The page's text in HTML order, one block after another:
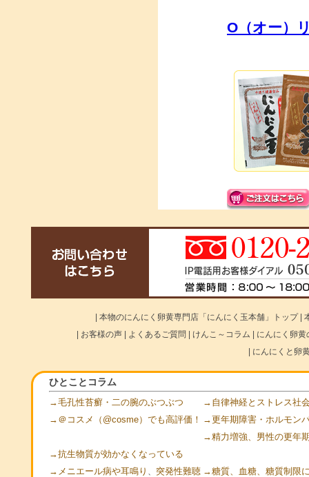
O（オー）
本物のにんにく卵黄専門店「にんにく玉本舗」トップ|
お客様の声 よくあるご質問 けんこ～コラム
にんにく卵
にんにくと卵
ひとことコラム
→毛孔性苔癬・二の腕のぶつぶつ
→自律神経とストレス社
→＠コスメ（@cosme）でも高評価！ →更年期障害・ホルモン
→精力増強、男性の更年
→抗生物質が効かなくなっている
→メニエール病や耳鳴り 、 突発性難聴 →糖質、血糖、糖質制限